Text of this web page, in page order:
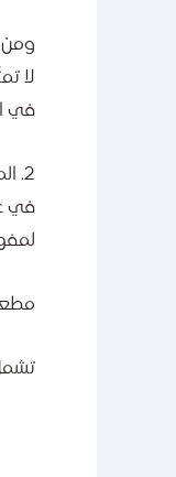
ومن
لا
في
2. الموقع: القرار الذي لا يستأنف
في